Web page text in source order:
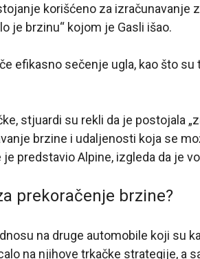
korišćeno za izračunavanje
je brzinu“ kojom je Gasli išao.
efikasno sečenje ugla, kao što su
stjuardi su rekli da je postojala
brzine i udaljenosti koja se
predstavio Alpine, izgleda da je
prekoračenje brzine?
na druge automobile koji su
na njihove trkačke strategije, a